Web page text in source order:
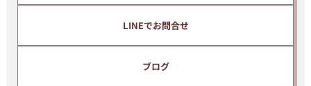
LINEでお問合せ
ブログ